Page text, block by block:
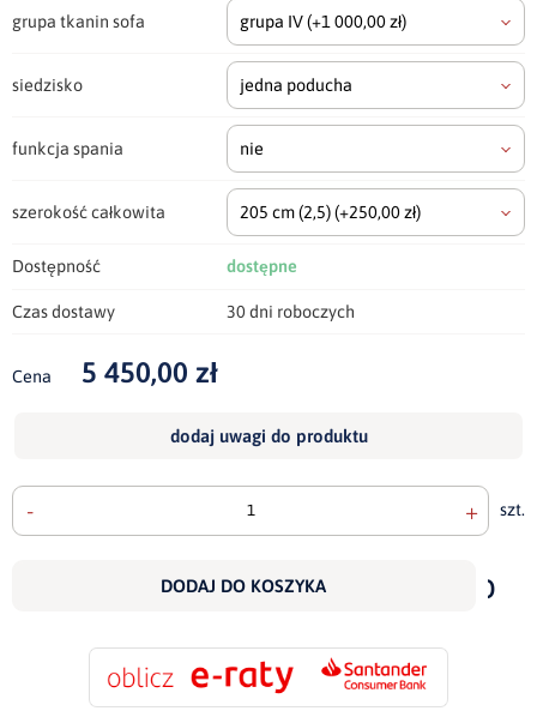
grupa tkanin sofa grupa IV(+1 000,00 zł)
siedzisko jedna poducha
funkcja spania nie
szerokość całkowita 205 cm(2,5)(+250,00 zł)
Dostępność dostępne
Czas dostawy 30 dni roboczych
Cena 5 450,00 zł
dodaj uwagi do produktu
- + szt.
DODAJ DO KOSZYKA
do